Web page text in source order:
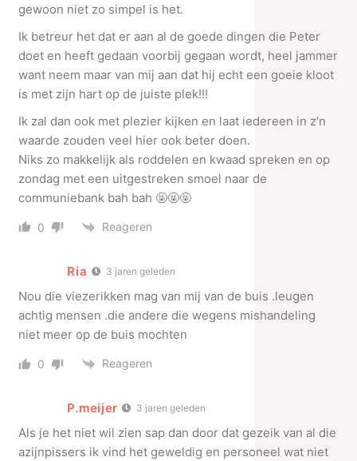
gewoon niet zo simpel is het.
Ik betreur het dat er aan al de goede dingen die Peter
doet en heeft gedaan voorbij gegaan wordt, heel jammer
want neem maar van mij aan dat hij echt een goeie kloot
is met zijn hart op de juiste plek!!!
Ik zal dan ook met plezier kijken en laat iedereen in z’n
waarde zouden veel hier ook beter doen.
Niks zo makkelijk als roddelen en kwaad spreken en op
zondag met een uitgestreken smoel naar de
communiebank bah bah 🤬🤬🤬
0 Reageren
Ria 3 jaren geleden
Nou die viezerikken mag van mij van de buis .leugen
achtig mensen .die andere die wegens mishandeling
niet meer op de buis mochten
0 Reageren
P.meijer 3 jaren geleden
Als je het niet wil zien sap dan door dat gezeik van al die
azijnpissers ik vind het geweldig en personeel wat niet